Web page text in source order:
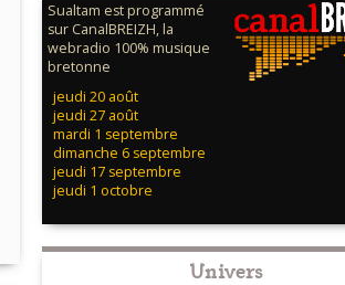
Sualtam est programmé
sur CanalBREIZH, la
webradio 100% musique
bretonne
jeudi 20 août
jeudi 27 août
mardi 1 septembre
dimanche 6 septembre
jeudi 17 septembre
jeudi 1 octobre
Univers